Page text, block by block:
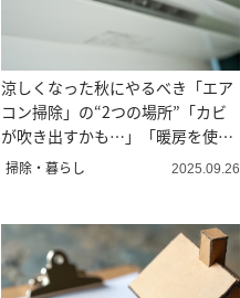
涼しくなった秋にやるべき「エア
コン掃除」の“2つの場所”「カビ
が吹き出すかも…」「暖房を使う
前に」
掃除・暮らし 2025.09.26